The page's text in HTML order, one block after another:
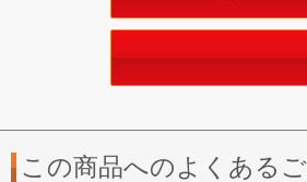
この商品へのよくある